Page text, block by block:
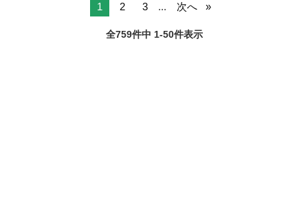
1 2 3 ... 次へ
全759件中 1-50件表示